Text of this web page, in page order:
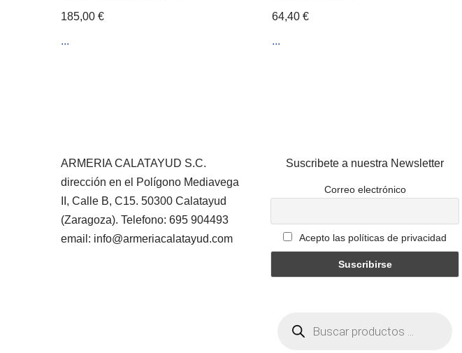
185,00 €
...
64,40€
...
ARMERIA CALATAYUD S.C.
dirección en el Polígono Mediavega
II, Calle B, C15. 50300 Calatayud
(Zaragoza). Telefono: 695 904493
email: info@armeriacalatayud.com
Suscribete a nuestra Newsletter
Correo electrónico
Acepto las políticas de privacidad